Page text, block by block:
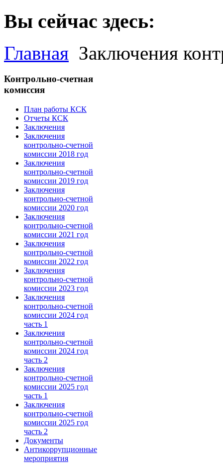
Вы сейчас здесь:
Главная Заключения
Контрольно-счетная
комиссия
План работы КСК
Отчеты КСК
Заключения
Заключения
контрольно-счетной
комиссии 2018 год
Заключения
контрольно-счетной
комиссии 2019 год
Заключения
контрольно-счетной
комиссии 2020 год
Заключения
контрольно-счетной
комиссии 2021 год
Заключения
контрольно-счетной
комиссии 2022 год
Заключения
контрольно-счетной
комиссии 2023 год
Заключения
контрольно-счетной
комиссии 2024 год
часть 1
Заключения
контрольно-счетной
комиссии 2024 год
часть 2
Заключения
контрольно-счетной
комиссии 2025 год
часть 1
Заключения
контрольно-счетной
комиссии 2025 год
часть 2
Документы
Антикоррупционные
мероприятия